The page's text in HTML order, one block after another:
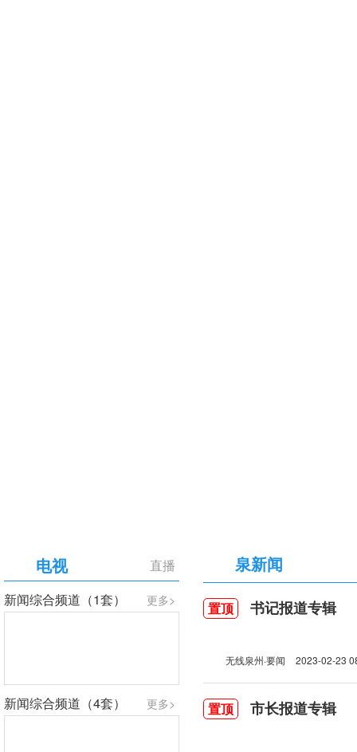
直播
电视
更多>
新闻综合频道（1套）
更多>
新闻综合频道（4套）
泉新闻
置顶 书记报道专辑
无线泉州·要闻 2023-02-23
置顶 市长报道专辑